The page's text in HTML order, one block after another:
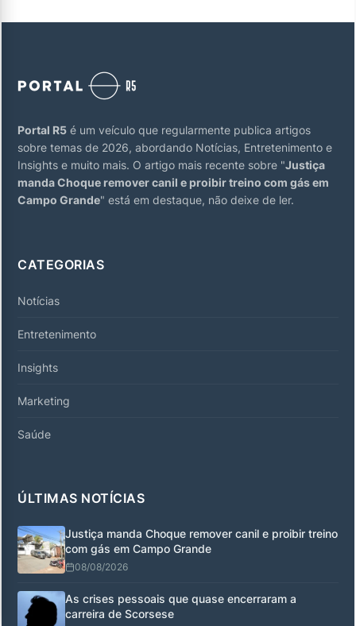
Portal R5 é um veículo que regularmente publica artigos
sobre temas de 2026, abordando Notícias, Entretenimento e
Insights e muito mais. O artigo mais recente sobre "Justiça
manda Choque remover canil e proibir treino com gás em
Campo Grande" está em destaque, não deixe de ler.
CATEGORIAS
Notícias
Entretenimento
Insights
Marketing
Saúde
ÚLTIMAS NOTÍCIAS
Justiça manda Choque remover canil e proibir treino
com gás em Campo Grande
08/08/2026
As crises pessoais que quase encerraram a
carreira de Scorsese